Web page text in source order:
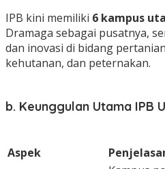
IPB kini memiliki 6 kampus
Dramaga sebagai pusatnya,
dan inovasi di bidang
kehutanan, dan peternakan.
b. Keunggulan Utama IPB
Aspek